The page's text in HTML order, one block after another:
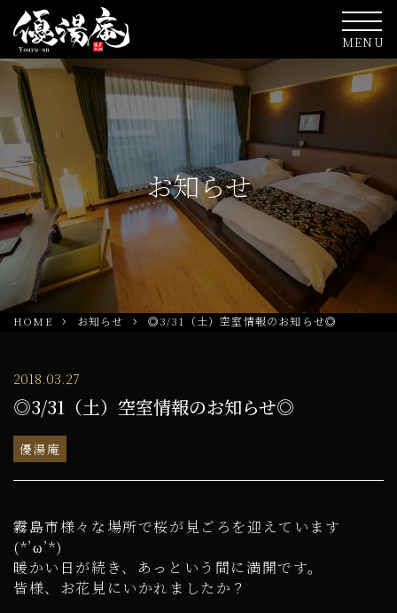
MENU
お知らせ
HOME お知らせ ◎3/31（土）空室情報のお知らせ◎
2018.03.27
◎3/31（土）空室情報のお知らせ◎
優湯庵
霧島市様々な場所で桜が見ごろを迎えています
(*’ω’*)
暖かい日が続き、あっという間に満開です。
皆様、お花見にいかれましたか？